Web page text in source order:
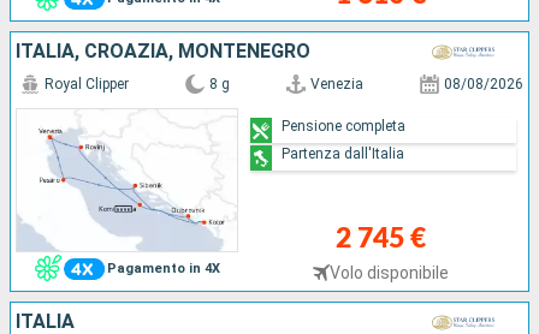
ITALIA, CROAZIA, MONTENEGRO
Pagamento in 4X
Royal Clipper 8 g Venezia 08/08/2026
2 745 €
Volo disponibile
Pensione completa
Partenza dall'Italia
ITALIA